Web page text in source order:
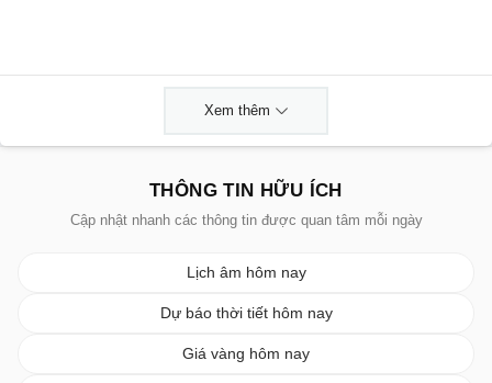
Xem thêm
THÔNG TIN HỮU ÍCH
Cập nhật nhanh các thông tin được quan tâm mỗi ngày
Lịch âm hôm nay
Dự báo thời tiết hôm nay
Giá vàng hôm nay